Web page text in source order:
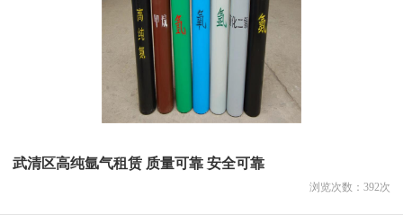
武清区高纯氩气租赁 质量可靠 安全可靠
浏览次数： 392次